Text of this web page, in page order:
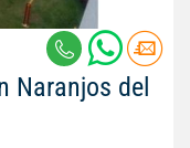
Naranjos del